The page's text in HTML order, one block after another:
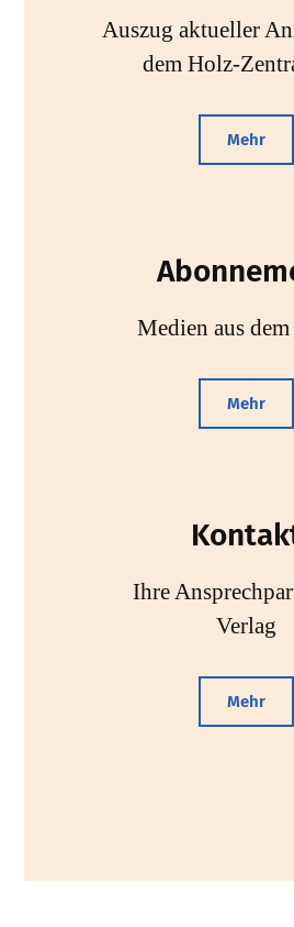
Auszug aktueller
dem Holz-
Mehr
Medien aus
Mehr
Ihre
Verlag
Mehr